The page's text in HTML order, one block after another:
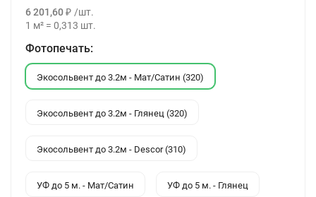
6 201,60₽ /шт.
1 м² = 0,313 шт.
Фотопечать:
Экосольвент до 3.2м - Мат/Сатин (320)
Экосольвент до 3.2м - Глянец (320)
Экосольвент до 3.2м - Descor (310)
УФ до 5 м. - Мат/Сатин УФ до 5 м. - Глянец